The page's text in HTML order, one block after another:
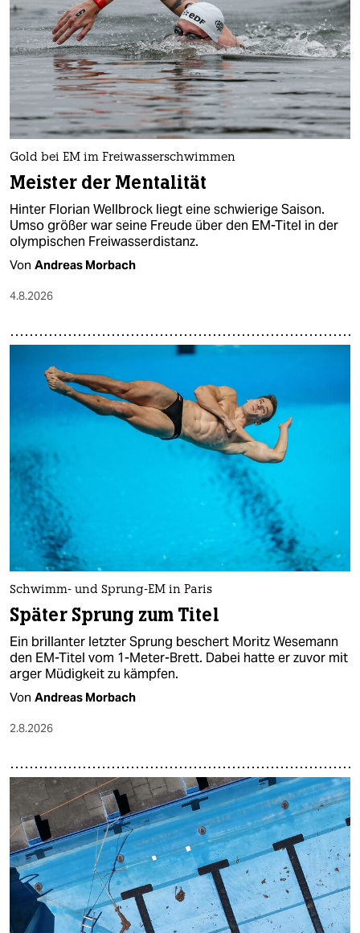
Gold bei EM im Freiwasserschwimmen
Meister der Mentalität
Hinter Florian Wellbrock liegt eine schwierige Saison.
Umso größer war seine Freude über den EM-Titel in der
olympischen Freiwasserdistanz.
Von Andreas Morbach
4.8.2026
Schwimm- und Sprung-EM in Paris
Später Sprung zum Titel
Ein brillanter letzter Sprung beschert Moritz Wesemann
den EM-Titel vom 1-Meter-Brett. Dabei hatte er zuvor mit
arger Müdigkeit zu kämpfen.
Von Andreas Morbach
2.8.2026